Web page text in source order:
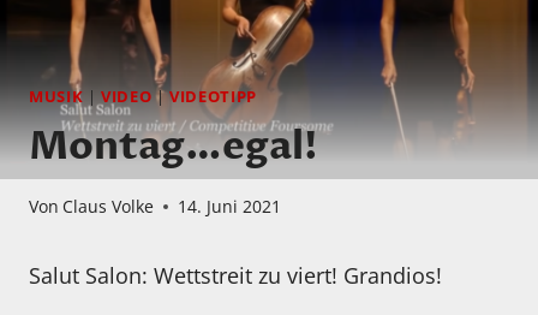
MUSIK |VIDEO|VIDEOTIPP
Montag…egal!
Von Claus Volke 14. Juni 2021
Salut Salon: Wettstreit zu viert! Grandios!